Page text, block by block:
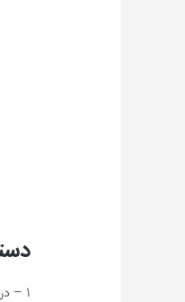
۱ – در مرحله اول کره را به همراه کره بادام زمینی داخل یک کاسه مناسب با دور تند همزن می زنیم تا سبک و پفکی شوند.